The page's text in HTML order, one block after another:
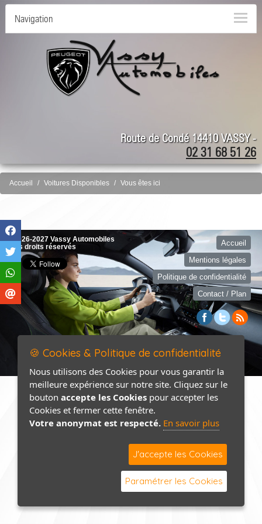
Navigation
Route de Condé 14410 VASSY -
02 31 68 51 26
Accueil Voitures Disponibles Vous êtes ici
©2026-2027 Vassy Automobiles
tous droits réservés
Accueil
Mentions légales
Politique de confidentialité
Contact / Plan
🍪 Cookies & Politique de confidentialité
Nous utilisons des Cookies pour vous garantir la
meilleure expérience sur notre site. Cliquez sur le
bouton accepte les Cookies pour accepter les
Cookies et fermer cette fenêtre.
Votre anonymat est respecté. En savoir plus
J'accepte les Cookies
Paramétrer les Cookies